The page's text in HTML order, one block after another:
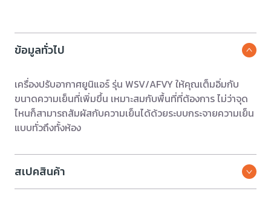
ข้อมูลทั่วไป
เครื่องปรับอากาศยูนิแอร์ รุ่น WSV/AFVY ให้คุณเต็มอิ่มกับ
ขนาดความเย็นที่เพิ่มขึ้น เหมาะสมกับพื้นที่ที่ต้องการ ไม่ว่าจุด
ไหนก็สามารถสัมผัสกับความเย็นได้ด้วยระบบกระจายความเย็น
แบบทั่วถึงทั้งห้อง
สเปคสินค้า